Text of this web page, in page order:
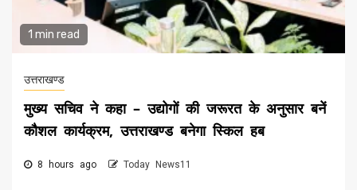
1 min read
उत्तराखण्ड
मुख्य सचिव ने कहा – उद्योगों की जरूरत के अनुसार बनें
कौशल कार्यक्रम, उत्तराखण्ड बनेगा स्किल हब
8 hours ago Today News11